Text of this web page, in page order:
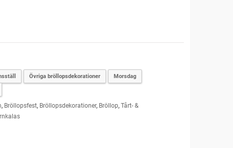
Övriga bröllopsdekorationer
Morsdag
, Bröllopsfest, Bröllopsdekorationer, Bröllop, Tårt- &